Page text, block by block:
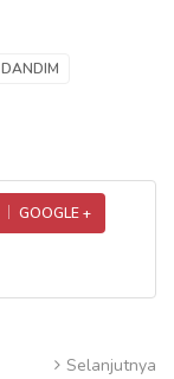
DANDIM
GOOGLE +
Selanjutnya